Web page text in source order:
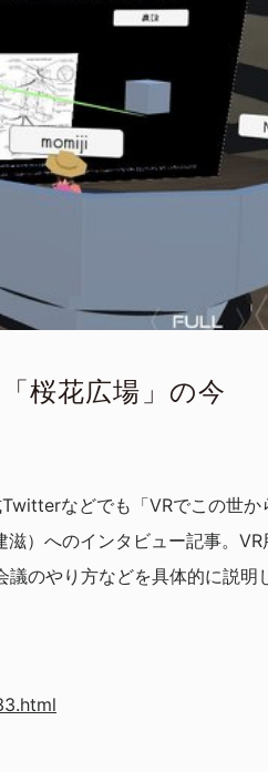
桜花広場」の今
などでも「VRでこの世か
）へのインタビュー記事。
のやり方などを具体的に説明